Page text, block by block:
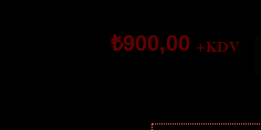
₺900,00 +KDV